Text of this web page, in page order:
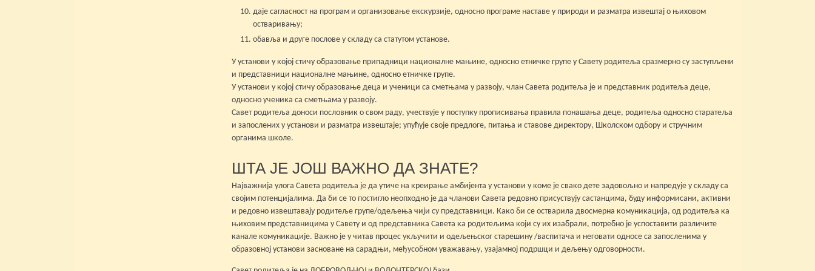
даје сагласност на програм и организовање екскурзије, односно програме наставе у природи и разматра извештај о њиховом
остваривању;
обавља и друге послове у складу са статутом установе.
У установи у коjоj стичу образовање припадници националне мањине, односно етничке групе у Савету родитеља сразмерно су заступљени
и представници националне мањине, односно етничке групе.
У установи у коjоj стичу образовање деца и ученици са сметњама у развоjу, члан Савета родитеља jе и представник родитеља деце,
односно ученика са сметњама у развоjу.
Савет родитеља доноси пословник о свом раду, учествује у поступку прописивања правила понашања деце, родитеља односно старатеља
и запослених у установи и разматра извештаје; упућује своје предлоге, питања и ставове директору, Школском одбору и стручним
органима школе.
ШТА ЈЕ ЈОШ ВАЖНО ДА ЗНАТЕ?
Најважнија улога Савета родитеља је да утиче на креирање амбијента у установи у коме је свако дете задовољно и напредује у складу са
својим потенцијалима. Да би се то постигло неопходно је да чланови Савета редовно присуствују састанцима, буду информисани, активни
и редовно извештавају родитеље групе/одељења чији су представници. Како би се остварила двосмерна комуникација, од родитеља ка
њиховим представницима у Савету и од представника Савета ка родитељима који су их изабрали, потребно је успоставити различите
канале комуникације. Важно је у читав процес укључити и одељењског старешину /васпитача и неговати односe са запосленима у
образовној установи засноване на сарадњи, међусобном уважавању, узајамној подршци и дељењу одговорности.